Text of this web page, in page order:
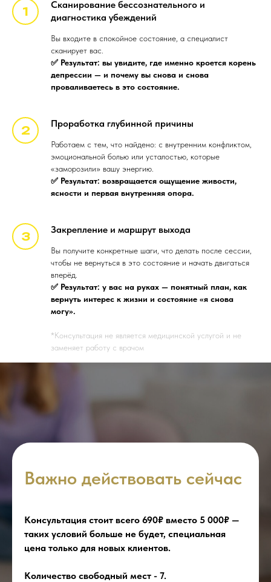
Сканирование бессознательного и
диагностика убеждений
Вы входите в спокойное состояние, а специалист
сканирует вас.
✅ Результат: вы увидите, где именно кроется корень
депрессии — и почему вы снова и снова
проваливаетесь в это состояние.
Проработка глубинной причины
Работаем с тем, что найдено: с внутренним конфликтом,
эмоциональной болью или усталостью, которые
«заморозили» вашу энергию.
✅ Результат: возвращается ощущение живости,
ясности и первая внутренняя опора.
Закрепление и маршрут выхода
Вы получите конкретные шаги, что делать после сессии,
чтобы не вернуться в это состояние и начать двигаться
вперёд.
✅ Результат: у вас на руках — понятный план, как
вернуть интерес к жизни и состояние «я снова
могу».
*Консультация не является медицинской услугой и не
заменяет работу с врачом
Важно действовать сейчас
Консультация стоит всего 690₽ вместо 5 000₽ —
таких условий больше не будет, специальная
цена только для новых клиентов.
Количество свободный мест - 7.